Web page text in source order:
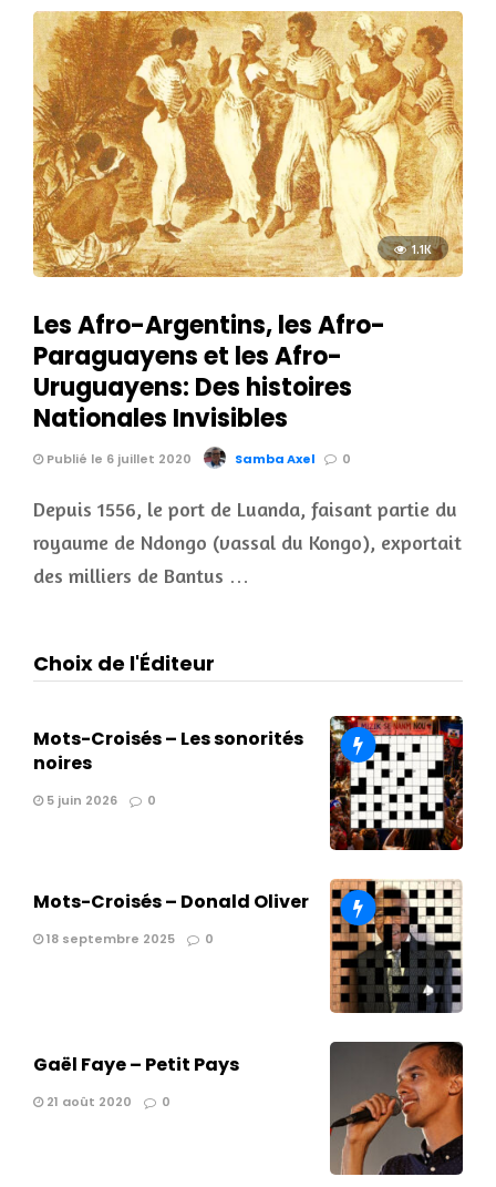
1.1K
Les Afro-Argentins, les Afro-
Paraguayens et les Afro-
Uruguayens: Des histoires
Nationales Invisibles
Publié le 6 juillet 2020 Samba Axel 0
Depuis 1556, le port de Luanda, faisant partie du
royaume de Ndongo (vassal du Kongo), exportait
des milliers de Bantus …
Choix de l'Éditeur
Mots-Croisés – Les sonorités
noires
5 juin 2026 0
Mots-Croisés – Donald Oliver
18 septembre 2025 0
Gaël Faye – Petit Pays
21 août 2020 0